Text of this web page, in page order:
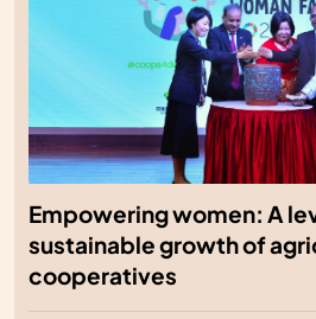
Empowering women: A
sustainable growth of
cooperatives